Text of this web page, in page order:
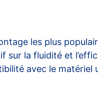
les plus
la fluidité et
avec le matériel